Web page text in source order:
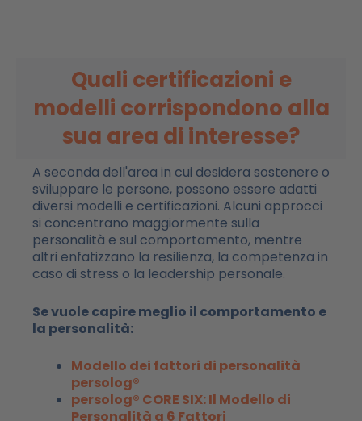
Quali certificazioni e
modelli corrispondono alla
sua area di interesse?
A seconda dell'area in cui desidera sostenere o
sviluppare le persone, possono essere adatti
diversi modelli e certificazioni. Alcuni approcci
si concentrano maggiormente sulla
personalità e sul comportamento, mentre
altri enfatizzano la resilienza, la competenza in
caso di stress o la leadership personale.
Se vuole capire meglio il comportamento e
la personalità:
Modello dei fattori di personalità
persolog®
persolog® CORE SIX: Il Modello di
Personalità a 6 Fattori